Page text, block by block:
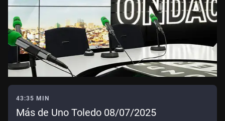
43:35 MIN
Más de Uno Toledo 08/07/2025